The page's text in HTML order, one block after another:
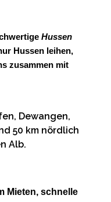
Hussen
Hussen leihen,
zusammen mit
Dewangen,
50 km nördlich
Alb.
Mieten, schnelle